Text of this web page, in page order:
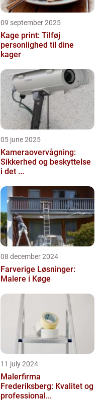
09 september 2025
Kage print: Tilføj
personlighed til dine
kager
05 june 2025
Kameraovervågning:
Sikkerhed og beskyttelse
i det ...
08 december 2024
Farverige Løsninger:
Malere i Køge
11 july 2024
Malerfirma
Frederiksberg: Kvalitet og
professional...